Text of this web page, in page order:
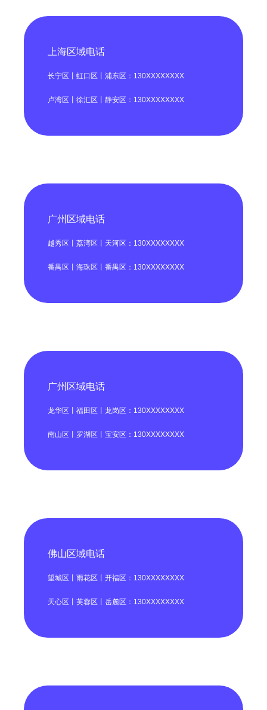
上海区域电话
长宁区丨虹口区丨浦东区：130XXXXXXXX
卢湾区丨徐汇区丨静安区：130XXXXXXXX
广州区域电话
越秀区丨荔湾区丨天河区：130XXXXXXXX
番禺区丨海珠区丨番禺区：130XXXXXXXX
广州区域电话
龙华区丨福田区丨龙岗区：130XXXXXXXX
南山区丨罗湖区丨宝安区：130XXXXXXXX
佛山区域电话
望城区丨雨花区丨开福区：130XXXXXXXX
天心区丨芙蓉区丨岳麓区：130XXXXXXXX